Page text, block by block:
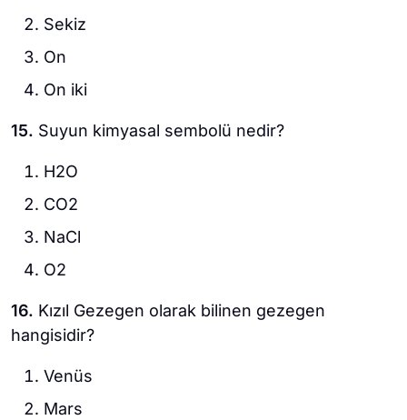
Sekiz
On
On iki
15. Suyun kimyasal sembolü nedir?
H2O
CO2
NaCl
O2
16. Kızıl Gezegen olarak bilinen gezegen
hangisidir?
Venüs
Mars